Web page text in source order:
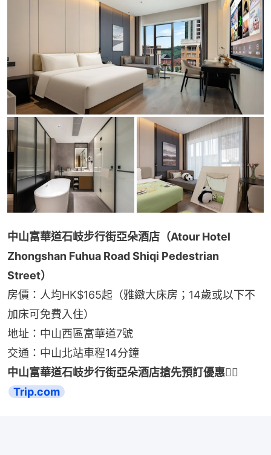
中山富華道石岐步行街亞朵酒店（Atour Hotel
Zhongshan Fuhua Road Shiqi Pedestrian
Street）
房價：人均HK$165起（雅緻大床房；14歲或以下不
加床可免費入住）
地址：中山西區富華道7號
交通：中山北站車程14分鐘
Trip.com